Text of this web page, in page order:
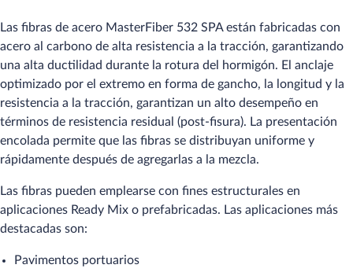
Las fibras de acero MasterFiber 532 SPA están fabricadas con
acero al carbono de alta resistencia a la tracción, garantizando
una alta ductilidad durante la rotura del hormigón. El anclaje
optimizado por el extremo en forma de gancho, la longitud y la
resistencia a la tracción, garantizan un alto desempeño en
términos de resistencia residual (post-fisura). La presentación
encolada permite que las fibras se distribuyan uniforme y
rápidamente después de agregarlas a la mezcla.
Las fibras pueden emplearse con fines estructurales en
aplicaciones Ready Mix o prefabricadas. Las aplicaciones más
destacadas son:
Pavimentos portuarios